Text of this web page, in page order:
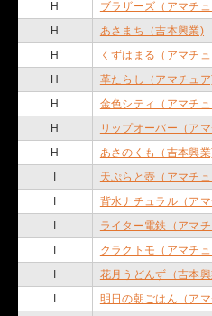
H
ブラザーズ（アマチ
H あさまち（吉本興業)
H
くずはまる（アマチ
H
革たらし（アマチュ
H
金色シティ（アマチ
H
リップオーバー（ア
H
あさのくも（吉本興
天ぷらと壺（アマチ
背水ナチュラル（ア
ライター電鉄（アマ
クラクトモ（アマチ
花月うどんず（吉本
明日の朝ごはん（ア